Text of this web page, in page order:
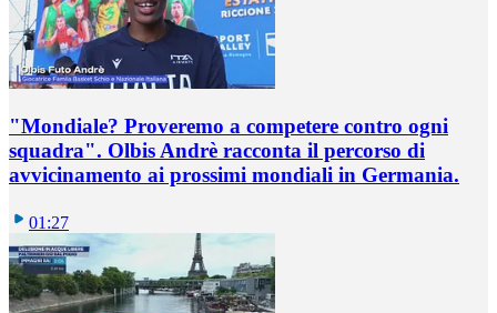
"Mondiale? Proveremo a competere contro ogni
squadra". Olbis Andrè racconta il percorso di
avvicinamento ai prossimi mondiali in Germania.
01:27